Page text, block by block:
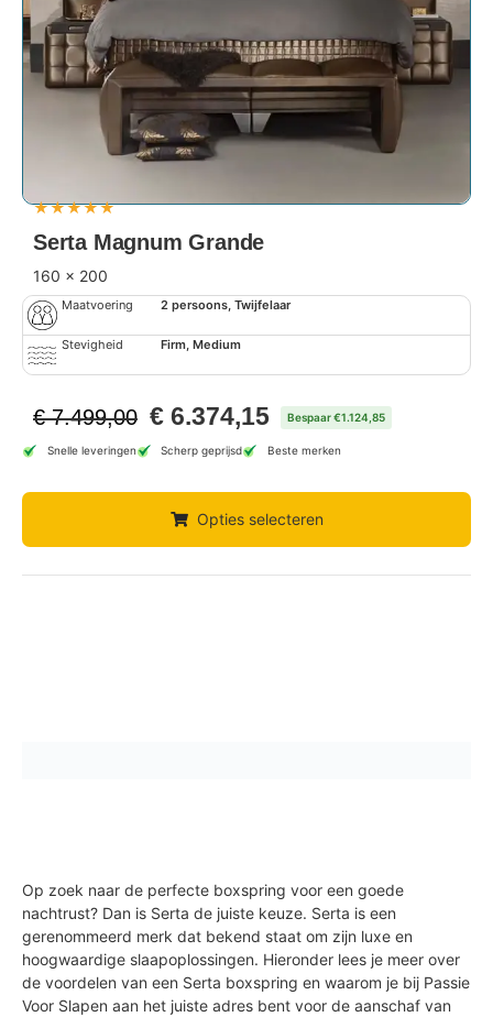
★★★★★
Serta Magnum Grande
160 x 200
Maatvoering 2 persoons, Twijfelaar
Stevigheid Firm, Medium
€7.499,00 € 6.374,15 Bespaar €1.124,85
Snelle leveringen Scherp geprijsd Beste merken
Opties selecteren
Op zoek naar de perfecte boxspring voor een goede
nachtrust? Dan is Serta de juiste keuze. Serta is een
gerenommeerd merk dat bekend staat om zijn luxe en
hoogwaardige slaapoplossingen. Hieronder lees je meer over
de voordelen van een Serta boxspring en waarom je bij Passie
Voor Slapen aan het juiste adres bent voor de aanschaf van